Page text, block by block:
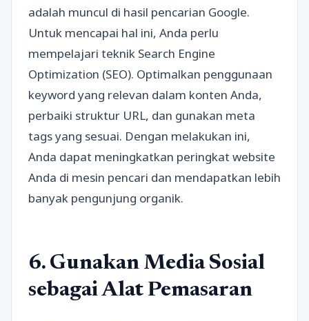
adalah muncul di hasil pencarian Google.
Untuk mencapai hal ini, Anda perlu
mempelajari teknik Search Engine
Optimization (SEO). Optimalkan penggunaan
keyword yang relevan dalam konten Anda,
perbaiki struktur URL, dan gunakan meta
tags yang sesuai. Dengan melakukan ini,
Anda dapat meningkatkan peringkat website
Anda di mesin pencari dan mendapatkan lebih
banyak pengunjung organik.
6. Gunakan Media Sosial
sebagai Alat Pemasaran